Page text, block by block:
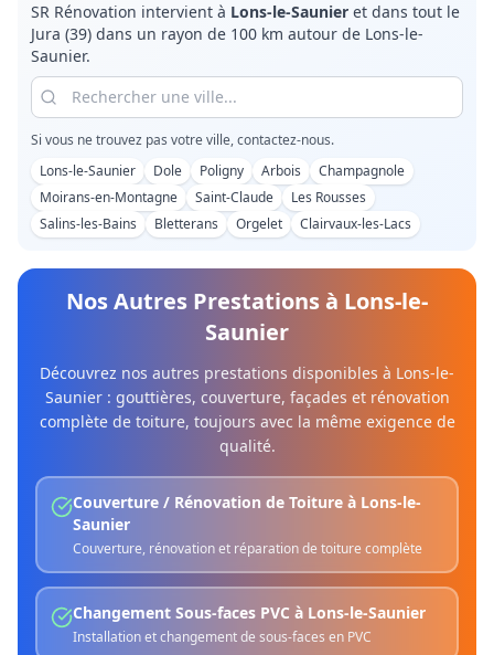
SR Rénovation intervient à Lons-le-Saunier et dans tout le
Jura (39) dans un rayon de 100 km autour de Lons-le-
Saunier.
Si vous ne trouvez pas votre ville, contactez-nous.
Lons-le-Saunier
Dole Poligny Arbois
Champagnole
Moirans-en-Montagne
Saint-Claude
Les Rousses
Salins-les-Bains
Bletterans Orgelet Clairvaux-les-Lacs
Nos Autres Prestations à Lons-le-
Saunier
Découvrez nos autres prestations disponibles à Lons-le-
Saunier: gouttières, couverture, façades et rénovation
complète de toiture, toujours avec la même exigence de
qualité.
Couverture / Rénovation de Toiture à Lons-le-
Saunier
Couverture, rénovation et réparation de toiture complète
Changement Sous-faces PVC à Lons-le-Saunier
Installation et changement de sous-faces en PVC